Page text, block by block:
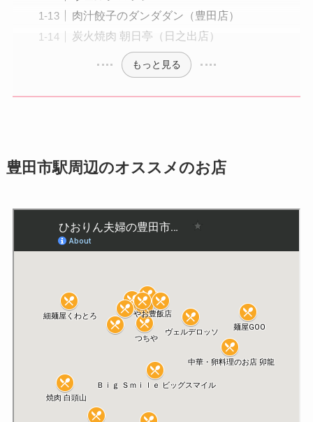
肉汁餃子のダンダダン（豊田店）
炭火焼肉 朝日亭（日之出店）
もっと見る
豊田市駅周辺のオススメのお店